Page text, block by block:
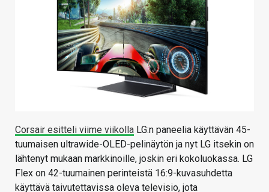
Corsair esitteli viime viikolla LG:n paneelia käyttävän 45-
tuumaisen ultrawide-OLED-pelinäytön ja nyt LG itsekin on
lähtenyt mukaan markkinoille, joskin eri kokoluokassa. LG
Flex on 42-tuumainen perinteistä 16:9-kuvasuhdetta
käyttävä taivutettavissa oleva televisio, jota